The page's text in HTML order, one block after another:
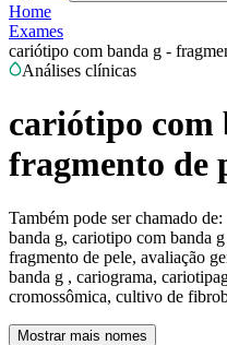
Home
Exames
cariótipo com banda g -
Análises clínicas
cariótipo com
fragmento de
Também pode ser chamado de:
banda g, cariotipo com banda
fragmento de pele, avaliação
banda g , cariograma,
cromossômica, cultivo de
Mostrar mais nomes